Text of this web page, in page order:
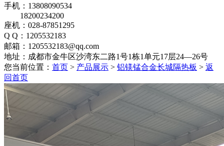
手机：13808090534
18200234200
座机：028-87851295
Q Q：1205532183
邮箱：1205532183@qq.com
地址：成都市金牛区沙湾东二路1号1栋1单元17层24—26号
您当前位置： 首页 > 产品展示 > 铝镁锰合金长城隔热板 > 返
回首页